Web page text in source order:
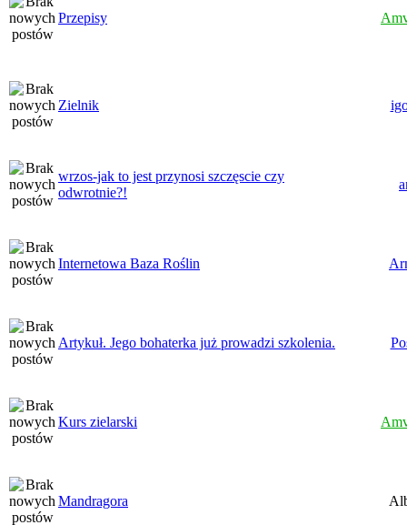
Przepisy
Zielnik
wrzos-jak to jest przynosi szczęscie czy
odwrotnie?!
Internetowa Baza Roślin
Artykuł. Jego bohaterka już prowadzi szkolenia.
Kurs zielarski
Mandragora